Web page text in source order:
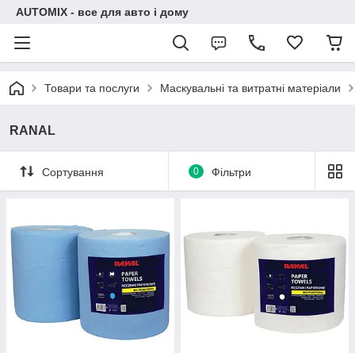
AUTOMIX - все для авто і дому
Товари та послуги Маскувальні та витратні матеріали
RANAL
Сортування 0 Фільтри